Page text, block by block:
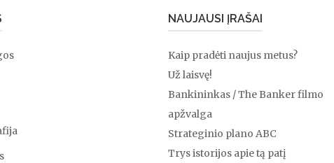
NAUJAUSI ĮRAŠAI
Kaip pradėti naujus metus?
Už laisvę!
Bankininkas / The Banker filmo
apžvalga
Strateginio plano ABC
Trys istorijos apie tą patį